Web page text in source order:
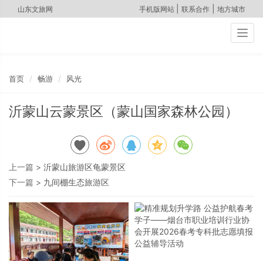
山东文旅网 手机版网站 联系合作 地方城市
首页 畅游 风光
沂蒙山云蒙景区（蒙山国家森林公园）
上一篇 > 沂蒙山旅游区龟蒙景区
下一篇 > 九间棚生态旅游区